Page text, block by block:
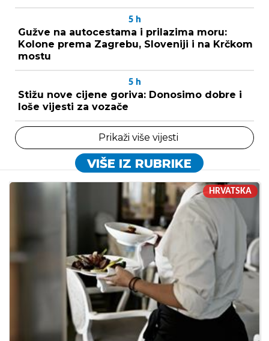
5 h
Gužve na autocestama i prilazima moru:
Kolone prema Zagrebu, Sloveniji i na Krčkom
mostu
5 h
Stižu nove cijene goriva: Donosimo dobre i
loše vijesti za vozače
Prikaži više vijesti
VIŠE IZ RUBRIKE
HRVATSKA